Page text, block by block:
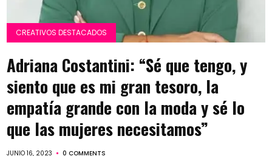
CREATIVOS DESTACADOS
Adriana Costantini: “Sé que tengo, y
siento que es mi gran tesoro, la
empatía grande con la moda y sé lo
que las mujeres necesitamos”
JUNIO 16, 2023 0 COMMENTS